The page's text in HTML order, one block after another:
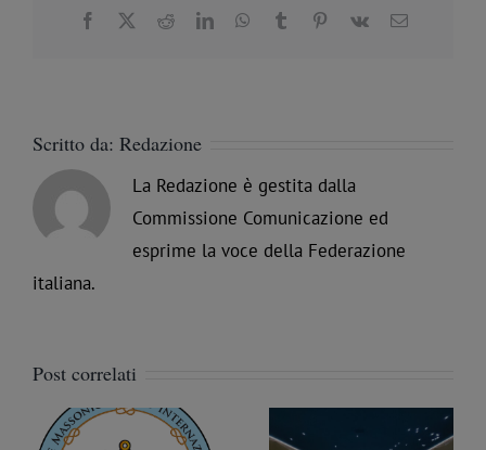
Facebook RedditLinkedInWhatsApp
Tumblr Pinterest
Vk Email
Scritto da: Redazione
La Redazione è gestita dalla
Commissione Comunicazione ed
esprime la voce della Federazione
italiana.
Post correlati